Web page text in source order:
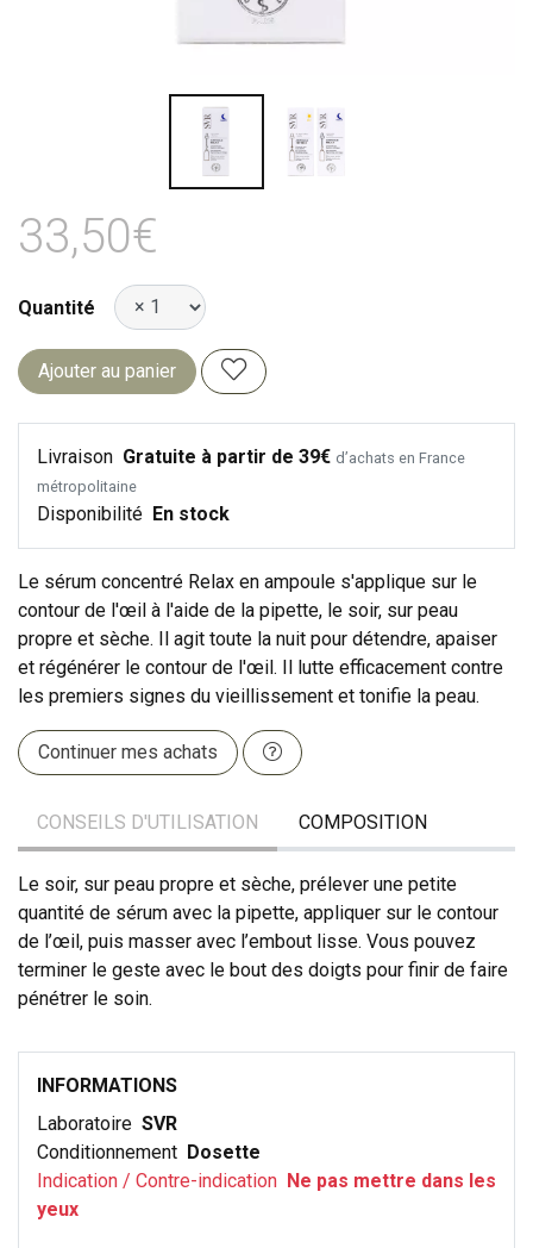
33,50€
Quantité
Ajouter au panier
Livraison Gratuite à partir de 39€ d’achats en France
métropolitaine
Disponibilité En stock
Le sérum concentré Relax en ampoule s'applique sur le
contour de l'œil à l'aide de la pipette, le soir, sur peau
propre et sèche. Il agit toute la nuit pour détendre, apaiser
et régénérer le contour de l'œil. Il lutte efficacement contre
les premiers signes du vieillissement et tonifie la peau.
Continuer mes achats
CONSEILS D'UTILISATION COMPOSITION
Le soir, sur peau propre et sèche, prélever une petite
quantité de sérum avec la pipette, appliquer sur le contour
de l’œil, puis masser avec l’embout lisse. Vous pouvez
terminer le geste avec le bout des doigts pour finir de faire
pénétrer le soin.
INFORMATIONS
Laboratoire SVR
Conditionnement Dosette
Indication / Contre-indication Ne pas mettre dans les
yeux